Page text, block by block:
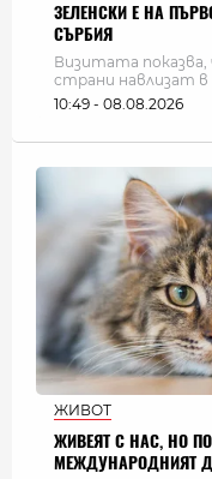
ЗЕЛЕНСКИ Е НА
СЪРБИЯ
Визитата
страни навлизат в
10:49 - 08.08.2026
ЖИВОТ
ЖИВЕЯТ С НАС, НО
МЕЖДУНАРОДНИЯТ